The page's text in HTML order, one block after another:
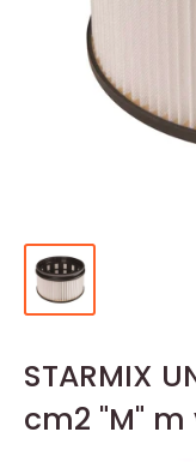
STARMIX
cm2 "M" m